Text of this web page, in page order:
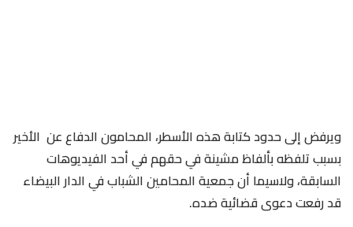
ويرفض إلى حدود كتابة هذه الأسطر، المحامون الدفاع عن الأخير
بسبب تلفظه بألفاظ مشينة في حقهم في أحد الفيديوهات
السابقة، ولاسيما أن جمعية المحامين الشباب في الدار البيضاء
قد رفعت دعوى قضائية ضده.